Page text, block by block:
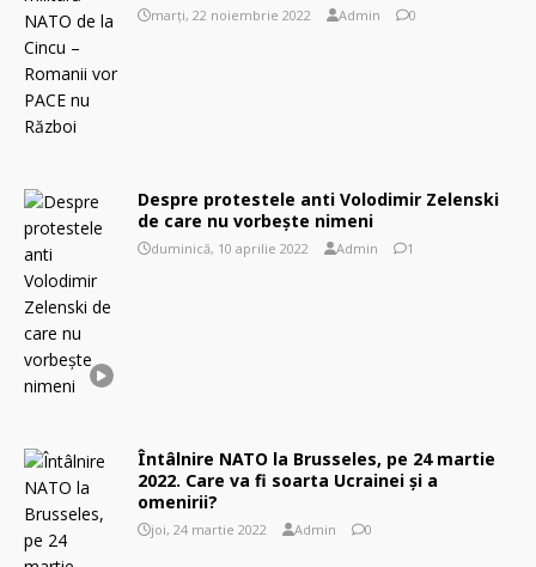
marți, 22 noiembrie 2022 Admin 0
Despre protestele anti Volodimir Zelenski
de care nu vorbește nimeni
duminică, 10 aprilie 2022 Admin 1
Întâlnire NATO la Brusseles, pe 24 martie
2022. Care va fi soarta Ucrainei și a
omenirii?
joi, 24 martie 2022 Admin 0